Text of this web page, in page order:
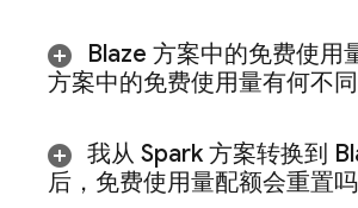
Blaze 方案中的免费使用
方案中的免费使用量有何不同
我从 Spark 方案转换到
后，免费使用量配额会重置吗